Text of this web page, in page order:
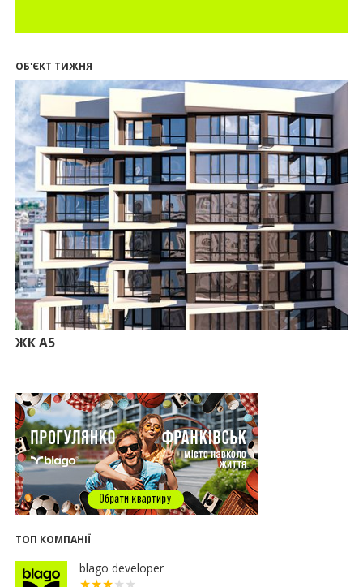
Введено в експлуатацію першу секцію ЖК
SKYGARDEN
11:50
Ведення фасадних робіт у 36 корпусі ЖР
“Княгинин”
09:24
Новобудови Франківська стрімко дорожчають:
скільки в середньому коштує квадратний метр
15.07.2026
12:06
На Франківщині житло за «єОселею» дешевше
на 21%
13.07.2026
10:56
У Франківську не знайшлося охочих купити
офісний комплекс збанкрутілої компанії з групи
«Приват»
09:25
Податок на нерухомість з 1 липня: як дізнатися
суму і правильно сплатити кошти
правила «єОселі» працюють на Прикарпатті
08.07.2026
14:00
Як поєднувати кольори в інтер’єрі: тренди 2026
року
12:38
Компанія співвласниці "Буковелю" викупить
землю в центрі Івано-Франківська
10:22
Прокуратура вимагає повернути 34 гектари
16:47
Дешевші, але недоступні: скільки коштує житло
ОБ'ЄКТ ТИЖНЯ
ЖК А5
ТОП КОМПАНІЇ
blago developer